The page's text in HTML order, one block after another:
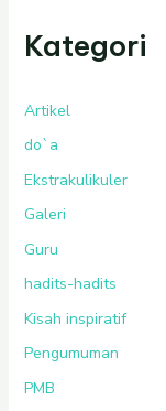
Kategori
Artikel
do`a
Ekstrakulikuler
Galeri
Guru
hadits-hadits
Kisah inspiratif
Pengumuman
PMB